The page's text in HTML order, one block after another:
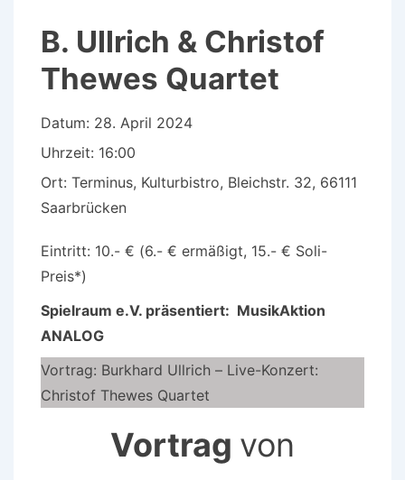
B. Ullrich & Christof
Thewes Quartet
Datum: 28. April 2024
Uhrzeit: 16:00
Ort: Terminus, Kulturbistro, Bleichstr. 32, 66111
Saarbrücken
Eintritt: 10.- € (6.- € ermäßigt, 15.- € Soli-
Preis*)
Spielraum e.V. präsentiert: MusikAktion
ANALOG
Vortrag: Burkhard Ullrich – Live-Konzert:
Christof Thewes Quartet
Vortrag von